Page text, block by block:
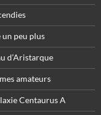
un peu plus
d’Aristarque
amateurs
Centaurus A